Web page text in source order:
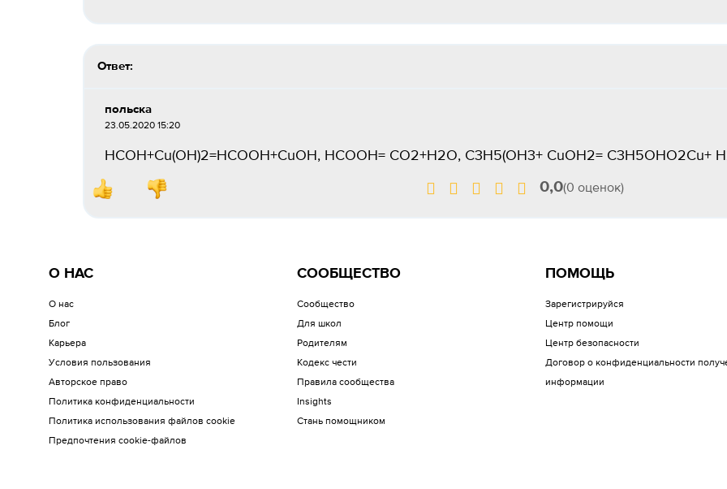
Ответ:
польска
23.05.2020 15:20
HCOH+Cu(OH)2=HCOOH+CuOH, HCOOH= CO2+H2O, C3H5(OH3+ CuOH2= C3H5OHO2Cu+
0,0(0 оценок)
О НАС
О нас
Блог
Карьера
Условия пользования
Авторское право
Политика конфиденциальности
Политика использования файлов cookie
Предпочтения cookie-файлов
СООБЩЕСТВО
Сообщество
Для школ
Родителям
Кодекс чести
Правила сообщества
Insights
Стань помощником
ПОМОЩЬ
Зарегистрируйся
Центр помощи
Центр безопасности
Договор о конфиденциальности
информации